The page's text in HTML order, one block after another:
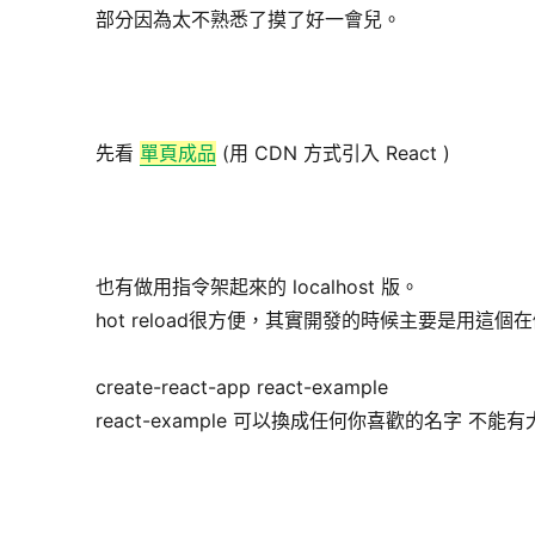
部分因為太不熟悉了摸了好一會兒。
先看 單頁成品 (用 CDN 方式引入 React )
也有做用指令架起來的 localhost 版。
hot reload很方便，其實開發的時候主要是用這個在
create-react-app react-example
react-example 可以換成任何你喜歡的名字 不能有